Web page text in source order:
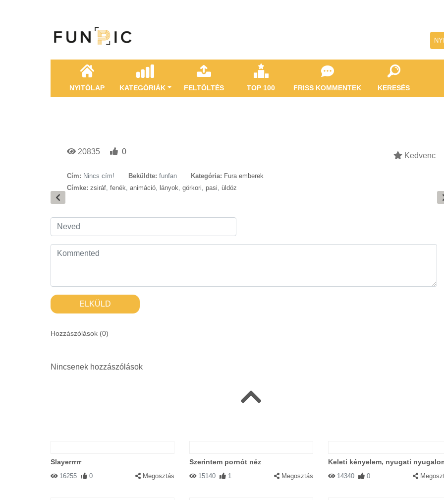
NYITÓLAP KATEGÓRIÁK FELTÖLTÉS TOP 100 FRISS KOMMENTEK KERESÉS
20835 0 Kedvenc
Cím: Nincs cím! Beküldte: funfan Kategória: Fura emberek
Címke: zsiráf, fenék, animáció, lányok, görkori, pasi, üldöz
ELKÜLD
Hozzászólások (0)
Nincsenek hozzászólások
Slayerrrrr
16255 0 Megosztás
Szerintem pornót néz
15140 1 Megosztás
Keleti kényelem, nyugati
14340 0